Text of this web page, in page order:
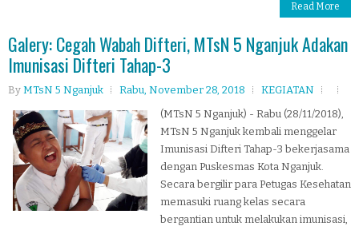
Read More
Galery: Cegah Wabah Difteri, MTsN 5 Nganjuk Adakan
Imunisasi Difteri Tahap-3
By MTsN 5 Nganjuk Rabu, November 28, 2018
KEGIATAN
(MTsN 5 Nganjuk) - Rabu (28/11/2018),
MTsN 5 Nganjuk kembali menggelar
Imunisasi Difteri Tahap-3 bekerjasama
dengan Puskesmas Kota Nganjuk.
Secara bergilir para Petugas Kesehatan
memasuki ruang kelas secara
bergantian untuk melakukan imunisasi,